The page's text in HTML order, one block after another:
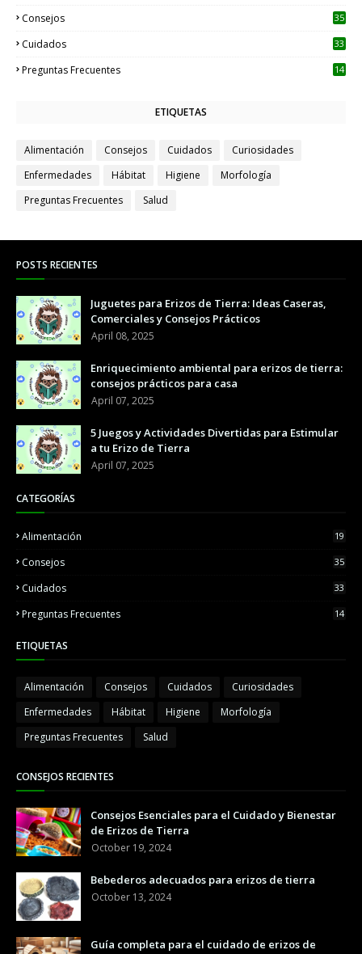
Consejos 35
Cuidados 33
Preguntas Frecuentes 14
ETIQUETAS
Alimentación Consejos Cuidados
Curiosidades
Enfermedades
Hábitat Higiene
Morfología
Preguntas Frecuentes
Salud
POSTS RECIENTES
Juguetes para Erizos de Tierra: Ideas Caseras,
Comerciales y Consejos Prácticos
April 08, 2025
Enriquecimiento ambiental para erizos de tierra:
consejos prácticos para casa
April 07, 2025
5 Juegos y Actividades Divertidas para Estimular
a tu Erizo de Tierra
April 07, 2025
CATEGORÍAS
Alimentación 19
Consejos 35
Cuidados 33
Preguntas Frecuentes 14
ETIQUETAS
Alimentación Consejos Cuidados
Curiosidades
Enfermedades
Hábitat Higiene
Morfología
Preguntas Frecuentes
Salud
CONSEJOS RECIENTES
Consejos Esenciales para el Cuidado y Bienestar
de Erizos de Tierra
October 19, 2024
Bebederos adecuados para erizos de tierra
October 13, 2024
Guía completa para el cuidado de erizos de